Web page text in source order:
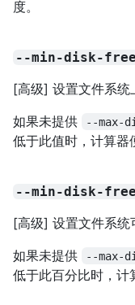
度。
--min-disk-
[高级] 设置文件系统
如果未提供
--max-
低于此值时，计算器
--min-disk-
[高级] 设置文件系统
如果未提供
--max-
低于此百分比时，计